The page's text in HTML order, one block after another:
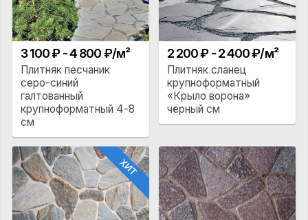
3 100 ₽ - 4 800 ₽/м²
Плитняк песчаник
серо-синий
галтованный
крупноформатный 4-8
см
2 200 ₽ - 2 400 ₽/м²
Плитняк сланец
крупноформатный
«Крыло ворона»
чёрный см
ХИТ